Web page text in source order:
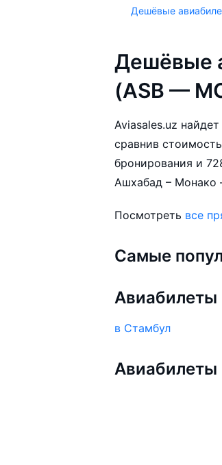
Дешёвые
Дешёвые
(ASB —
Aviasales.uz
сравнив
бронирования и
Ашхабад – Монако
Посмотреть все
Самые
в Стамбул
Авиабилеты